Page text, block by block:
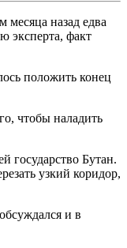
назад едва
эксперта, факт
положить конец
чтобы наладить
государство Бутан.
узкий коридор,
и в